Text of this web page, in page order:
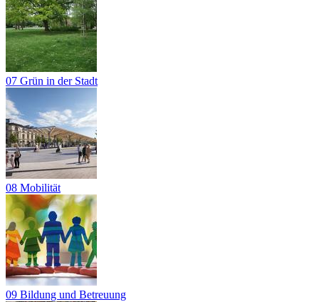
07 Grün in der Stadt
08 Mobilität
09 Bildung und Betreuung